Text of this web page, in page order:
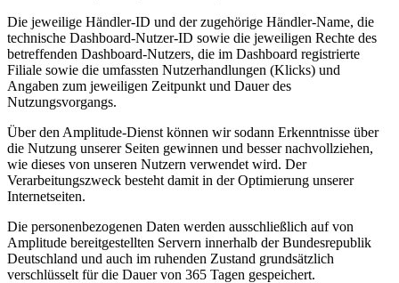
Die jeweilige Händler-ID und der zugehörige Händler-Name, die
technische Dashboard-Nutzer-ID sowie die jeweiligen Rechte des
betreffenden Dashboard-Nutzers, die im Dashboard registrierte
Filiale sowie die umfassten Nutzerhandlungen (Klicks) und
Angaben zum jeweiligen Zeitpunkt und Dauer des
Nutzungsvorgangs.
Über den Amplitude-Dienst können wir sodann Erkenntnisse über
die Nutzung unserer Seiten gewinnen und besser nachvollziehen,
wie dieses von unseren Nutzern verwendet wird. Der
Verarbeitungszweck besteht damit in der Optimierung unserer
Internetseiten.
Die personenbezogenen Daten werden ausschließlich auf von
Amplitude bereitgestellten Servern innerhalb der Bundesrepublik
Deutschland und auch im ruhenden Zustand grundsätzlich
verschlüsselt für die Dauer von 365 Tagen gespeichert.